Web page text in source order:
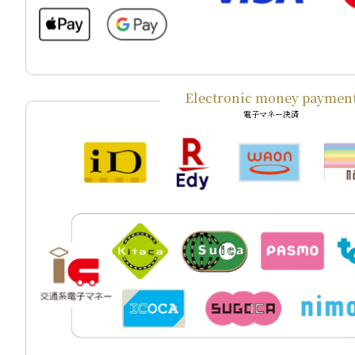
Electronic money
電子マネー決済